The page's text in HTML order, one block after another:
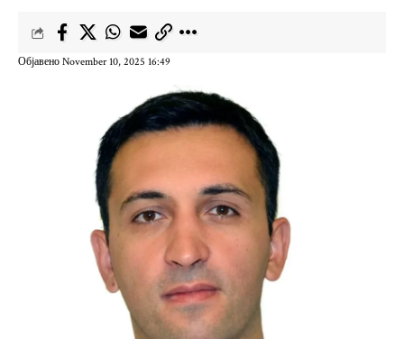
Објавено November 10, 2025 16:49